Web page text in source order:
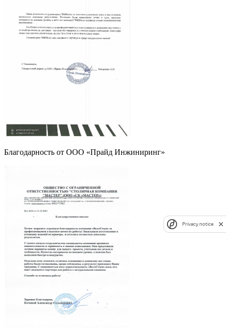
Благодарность от ООО «Прайд Инжиниринг»
Privacy notice